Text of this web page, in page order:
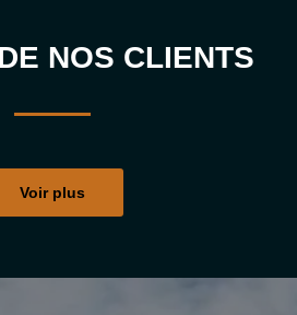
NOS CLIENTS
Voir plus